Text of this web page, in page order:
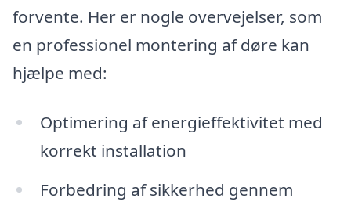
forvente. Her er nogle overvejelser, som
en professionel montering af døre kan
hjælpe med:
Optimering af energieffektivitet med
korrekt installation
Forbedring af sikkerhed gennem